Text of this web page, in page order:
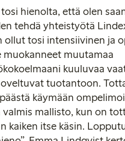
hienolta, että olen
tehdä yhteistyötä
ollut tosi intensiivinen ja
muokanneet muutamaa
kuuluvaa
tuotantoon.
käymään
valmis mallisto, kun on
kaiken itse käsin.